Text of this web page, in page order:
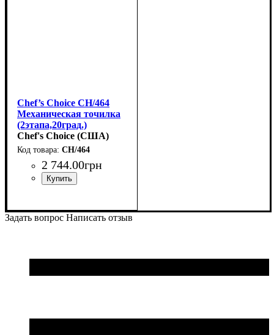
Chef’s Choice CH/464
Механическая точилка
(2этапа,20град.)
Chef's Choice (США)
CH/464
2 744.00грн
Задать вопрос Написать отзыв